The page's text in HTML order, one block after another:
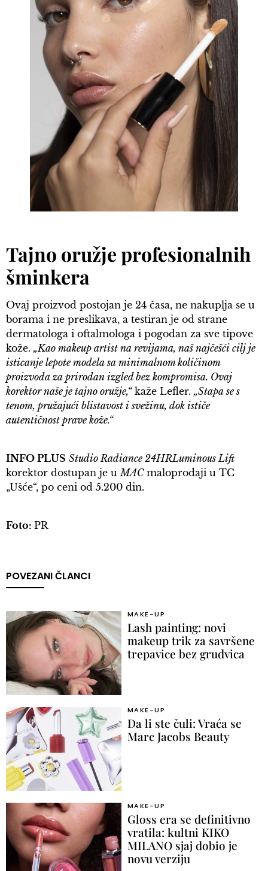
Tajno oružje profesionalnih
šminkera
Ovaj proizvod postojan je 24 časa, ne nakuplja se u
borama i ne preslikava, a testiran je od strane
dermatologa i oftalmologa i pogodan za sve tipove
kože. „Kao makeup artist na revijama, naš najčešći cilj je
isticanje lepote modela sa minimalnom količinom
proizvoda za prirodan izgled bez kompromisa. Ovaj
korektor naše je tajno oružje,“kaže Lefler. „Stapa se s
tenom, pružajući blistavost i svežinu, dok ističe
autentičnost prave kože.“
INFO PLUS Studio Radiance 24HRLuminous Lift
korektor dostupan je uMAC maloprodaji u TC
„Ušće“, po ceni od 5.200 din.
Foto: PR
POVEZANI ČLANCI
MAKE-UP
Lash painting: novi
makeup trik za savršene
trepavice bez grudvica
MAKE-UP
Da li ste čuli: Vraća se
Marc Jacobs Beauty
MAKE-UP
Gloss era se definitivno
vratila: kultni KIKO
MILANO sjaj dobio je
novu verziju